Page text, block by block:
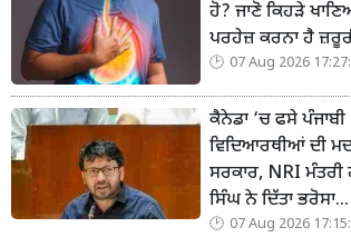
ਹੋ? ਜਾਣੋ ਕਿਹੜੇ
ਪਰਹੇਜ਼ ਕਰਨਾ ਹੈ
07 Aug 2026
ਕੈਨੇਡਾ ‘ਚ ਫਸੇ ਪੰਜਾਬੀ
ਵਿਦਿਆਰਥੀਆਂ ਦੀ
ਸਰਕਾਰ, NRI ਮੰਤਰੀ
ਸਿੰਘ ਨੇ ਦਿੱਤਾ ਭਰੋਸਾ...
07 Aug 2026